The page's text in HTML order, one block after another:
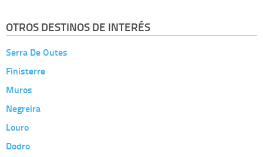
OTROS DESTINOS DE INTERÉS
Serra De Outes
Finisterre
Muros
Negreira
Louro
Dodro